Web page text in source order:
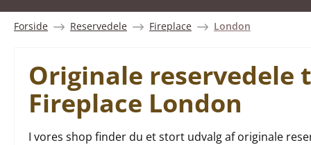
Forside Reservedele Fireplace London
Originale
Fireplace London
I vores shop finder du et stort udvalg af originale